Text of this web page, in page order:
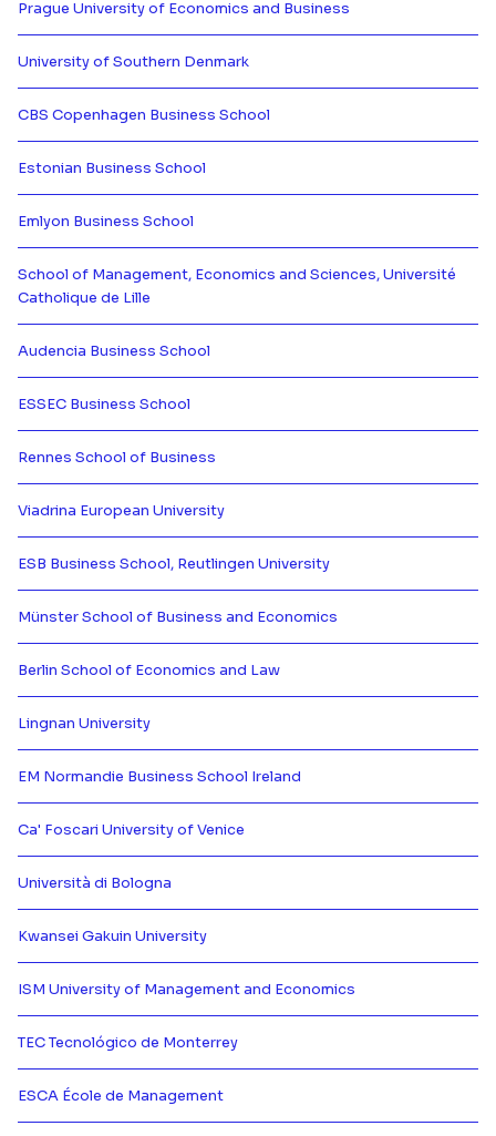
Prague University of Economics and Business
Más información de {[{
University of Southern Denmark
Más información de {[{
CBS Copenhagen Business School
Más información de {[{
Estonian Business School
Emlyon Business School
School of Management, Economics and Sciences, Université
Catholique de Lille
Audencia Business School
ESSEC Business School
Rennes School of Business
Viadrina European University
ESB Business School, Reutlingen University
Más información de {[{
Münster School of Business and Economics
Más información de {[{
Berlin School of Economics and Law
Más información de {[{
Lingnan University
EM Normandie Business School Ireland
Más información de {[{
Ca' Foscari University of Venice
Università di Bologna
Kwansei Gakuin University
ISM University of Management and Economics
Más información de {[{
TEC Tecnológico de Monterrey
ESCA École de Management